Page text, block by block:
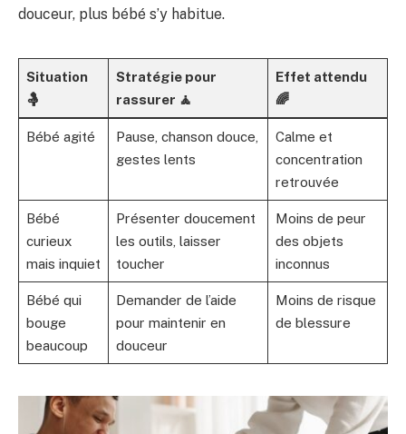
douceur, plus bébé s’y habitue.
Situation
🤱
Stratégie pour
rassurer 🧘
Effet attendu
🌈
Bébé agité
Pause, chanson douce,
gestes lents
Calme et
concentration
retrouvée
Bébé
curieux
mais inquiet
Présenter doucement
les outils, laisser
toucher
Moins de peur
des objets
inconnus
Bébé qui
bouge
beaucoup
Demander de l’aide
pour maintenir en
douceur
Moins de risque
de blessure